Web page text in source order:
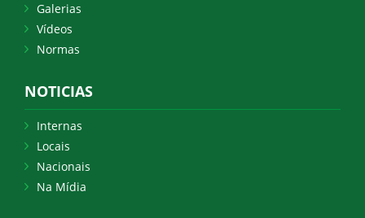
Galerias
Vídeos
Normas
NOTICIAS
Internas
Locais
Nacionais
Na Mídia